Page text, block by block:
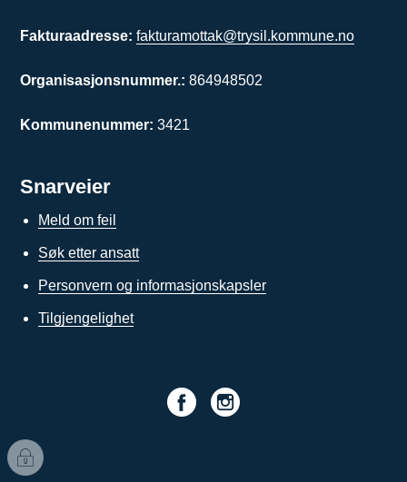
Fakturaadresse:fakturamottak@trysil.kommune.no
Organisasjonsnummer.:864948502
Kommunenummer: 3421
Snarveier
Meld om feil
Søk etter ansatt
Personvern og informasjonskapsler
Tilgjengelighet
I